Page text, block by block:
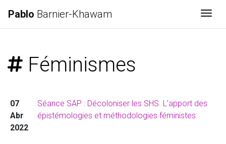
Pablo Barnier-Khawam
Féminismes
07
Abr
2022
Séance SAP : Décoloniser les SHS. L’apport des
épistémologies et méthodologies féministes